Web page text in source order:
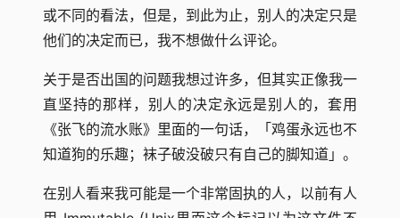
或不同的看法，但是，到此为止，别人的决定只是
他们的决定而已，我不想做什么评论。
关于是否出国的问题我想过许多，但其实正像我一
直坚持的那样，别人的决定永远是别人的，套用
《张飞的流水账》里面的一句话，「鸡蛋永远也不
知道狗的乐趣；袜子破没破只有自己的脚知道」。
在别人看来我可能是一个非常固执的人，以前有人